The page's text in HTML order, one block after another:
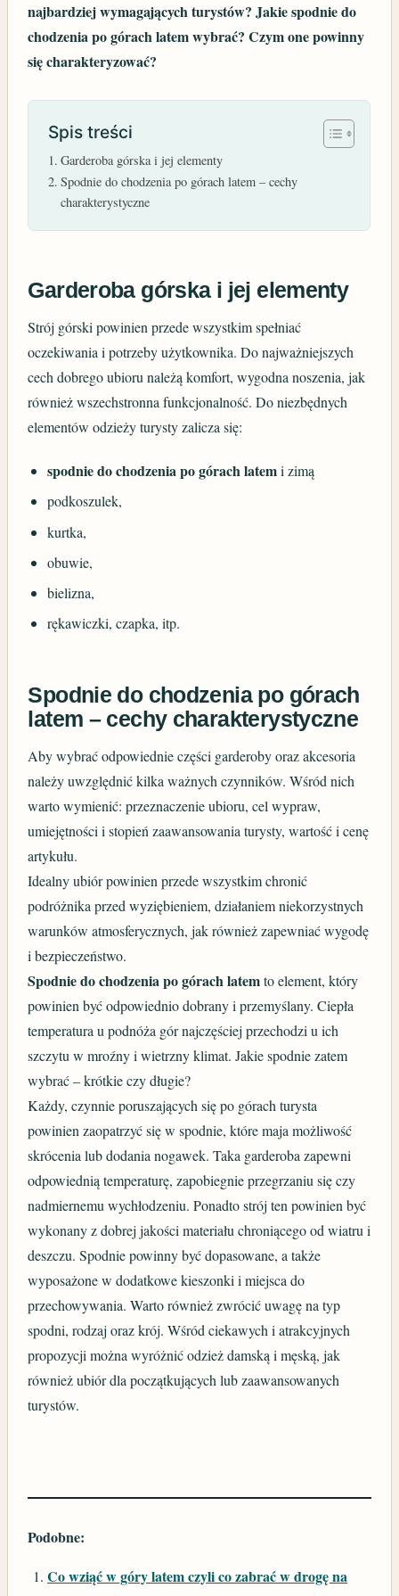
najbardziej wymagających turystów? Jakie spodnie do
chodzenia po górach latem wybrać? Czym one powinny
się charakteryzować?
Spis treści
Garderoba górska i jej elementy
Spodnie do chodzenia po górach latem – cechy
charakterystyczne
Garderoba górska i jej elementy
Strój górski powinien przede wszystkim spełniać
oczekiwania i potrzeby użytkownika. Do najważniejszych
cech dobrego ubioru należą komfort, wygodna noszenia, jak
również wszechstronna funkcjonalność. Do niezbędnych
elementów odzieży turysty zalicza się:
spodnie do chodzenia po górach latemi zimą
podkoszulek,
kurtka,
obuwie,
bielizna,
rękawiczki, czapka, itp.
Spodnie do chodzenia po górach
latem – cechy charakterystyczne
Aby wybrać odpowiednie części garderoby oraz akcesoria
należy uwzględnić kilka ważnych czynników. Wśród nich
warto wymienić: przeznaczenie ubioru, cel wypraw,
umiejętności i stopień zaawansowania turysty, wartość i cenę
artykułu.
Idealny ubiór powinien przede wszystkim chronić
podróżnika przed wyziębieniem, działaniem niekorzystnych
warunków atmosferycznych, jak również zapewniać wygodę
i bezpieczeństwo.
Spodnie do chodzenia po górach latemto element, który
powinien być odpowiednio dobrany i przemyślany. Ciepła
temperatura u podnóża gór najczęściej przechodzi u ich
szczytu w mroźny i wietrzny klimat. Jakie spodnie zatem
wybrać – krótkie czy długie?
Każdy, czynnie poruszających się po górach turysta
powinien zaopatrzyć się w spodnie, które maja możliwość
skrócenia lub dodania nogawek. Taka garderoba zapewni
odpowiednią temperaturę, zapobiegnie przegrzaniu się czy
nadmiernemu wychłodzeniu. Ponadto strój ten powinien być
wykonany z dobrej jakości materiału chroniącego od wiatru i
deszczu. Spodnie powinny być dopasowane, a także
wyposażone w dodatkowe kieszonki i miejsca do
przechowywania. Warto również zwrócić uwagę na typ
spodni, rodzaj oraz krój. Wśród ciekawych i atrakcyjnych
propozycji można wyróżnić odzież damską i męską, jak
również ubiór dla początkujących lub zaawansowanych
turystów.
Podobne:
Co wziąć w góry latem czyli co zabrać w drogę na